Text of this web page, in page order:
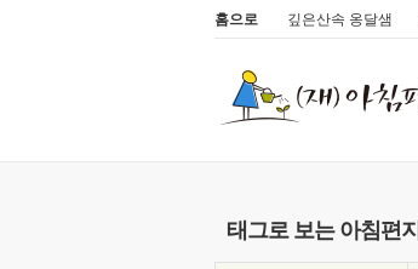
홈으로 깊은산속 옹달샘
태그로 보는 아침편지